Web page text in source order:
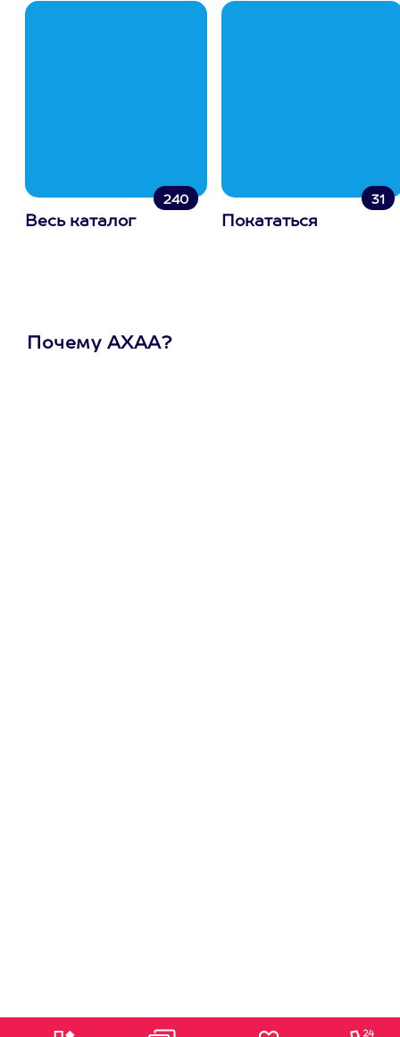
240
Весь каталог
31
Покататься
Почему АХАА?